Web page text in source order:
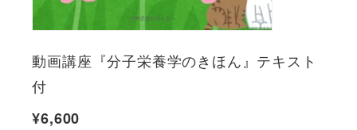
動画講座『分子栄養学のきほん』テキスト
付
¥6,600